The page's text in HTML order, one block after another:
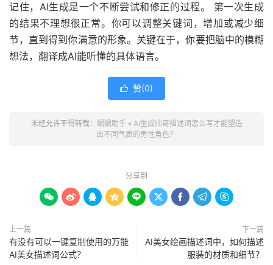
记住，AI生成是一个不断尝试和修正的过程。 第一次生成
的结果不理想很正常。你可以调整关键词，增加或减少细
节，直到得到你满意的形象。关键在于，你要把脑中的模糊
想法，翻译成AI能听懂的具体语言。
 赞(0)
未经允许不得转载： 蜗蜗助手» AI生成帅哥描述词怎么写才能塑造
出不同气质的男性角色？
分享到
        
上一篇
有没有可以一键复制使用的万能
AI美女描述词公式？
下一篇
AI美女绘画描述词中，如何描述
服装的材质和细节？